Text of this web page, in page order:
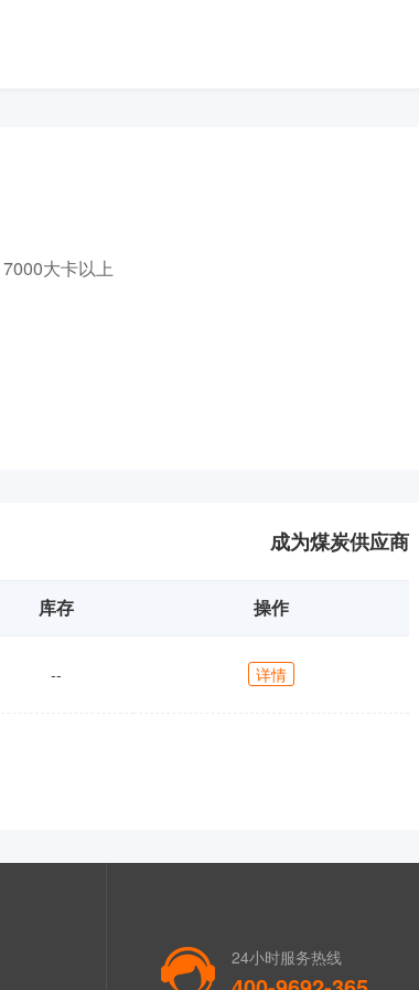
7000大卡以上
成为煤炭供应商
库存 操作
-- 详情
24小时服务热线